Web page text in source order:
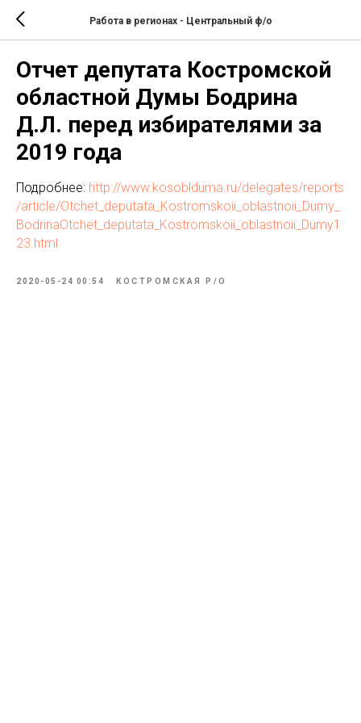
Работа в регионах - Центральный ф/о
Отчет депутата Костромской
областной Думы Бодрина
Д.Л. перед избирателями за
2019 года
Подробнее: http://www.kosoblduma.ru/delegates/reports
/article/Otchet_deputata_Kostromskoii_oblastnoii_Dumy_
BodrinaOtchet_deputata_Kostromskoii_oblastnoii_Dumy1
23.html
2020-05-24 00:54 КОСТРОМСКАЯ Р/О